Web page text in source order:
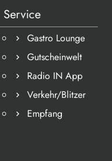
Service
Gastro Lounge
Gutscheinwelt
Radio IN App
Verkehr/Blitzer
Empfang